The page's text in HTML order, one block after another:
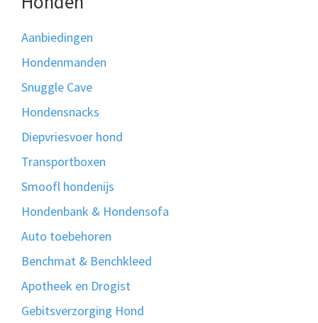
Aanbiedingen
Hondenmanden
Snuggle Cave
Hondensnacks
Diepvriesvoer hond
Transportboxen
Smoofl hondenijs
Hondenbank & Hondensofa
Auto toebehoren
Benchmat & Benchkleed
Apotheek en Drogist
Gebitsverzorging Hond